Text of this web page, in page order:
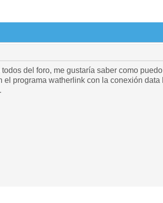
todos del foro, me gustaría saber como
el programa watherlink con la conexión data